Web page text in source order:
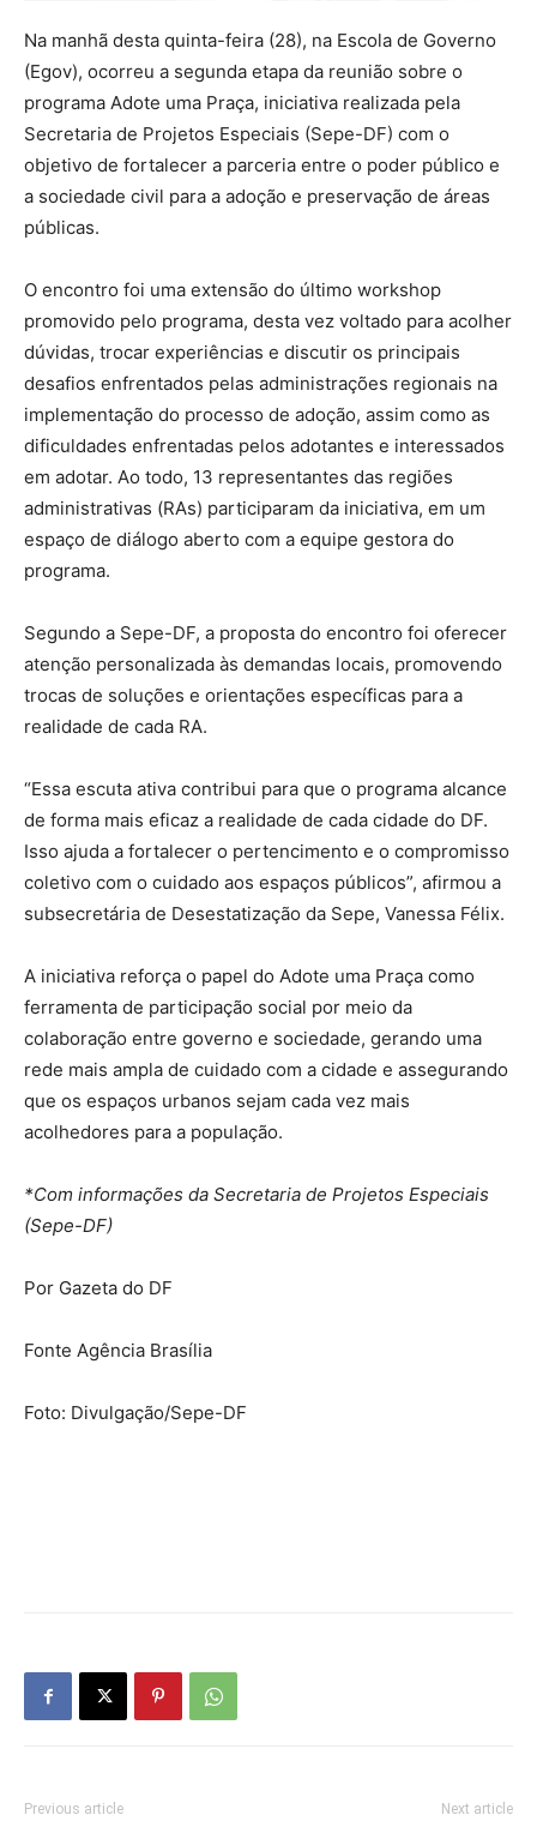
Na manhã desta quinta-feira (28), na Escola de Governo
(Egov), ocorreu a segunda etapa da reunião sobre o
programa Adote uma Praça, iniciativa realizada pela
Secretaria de Projetos Especiais (Sepe-DF) com o
objetivo de fortalecer a parceria entre o poder público e
a sociedade civil para a adoção e preservação de áreas
públicas.
O encontro foi uma extensão do último workshop
promovido pelo programa, desta vez voltado para acolher
dúvidas, trocar experiências e discutir os principais
desafios enfrentados pelas administrações regionais na
implementação do processo de adoção, assim como as
dificuldades enfrentadas pelos adotantes e interessados
em adotar. Ao todo, 13 representantes das regiões
administrativas (RAs) participaram da iniciativa, em um
espaço de diálogo aberto com a equipe gestora do
programa.
Segundo a Sepe-DF, a proposta do encontro foi oferecer
atenção personalizada às demandas locais, promovendo
trocas de soluções e orientações específicas para a
realidade de cada RA.
“Essa escuta ativa contribui para que o programa alcance
de forma mais eficaz a realidade de cada cidade do DF.
Isso ajuda a fortalecer o pertencimento e o compromisso
coletivo com o cuidado aos espaços públicos”, afirmou a
subsecretária de Desestatização da Sepe, Vanessa Félix.
A iniciativa reforça o papel do Adote uma Praça como
ferramenta de participação social por meio da
colaboração entre governo e sociedade, gerando uma
rede mais ampla de cuidado com a cidade e assegurando
que os espaços urbanos sejam cada vez mais
acolhedores para a população.
*Com informações da Secretaria de Projetos Especiais
(Sepe-DF)
Por Gazeta do DF
Fonte Agência Brasília
Foto: Divulgação/Sepe-DF
Previous article Next article